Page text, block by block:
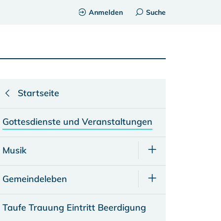
Anmelden Suche
Startseite
Gottesdienste und Veranstaltungen
Musik
Gemeindeleben
Taufe Trauung Eintritt Beerdigung